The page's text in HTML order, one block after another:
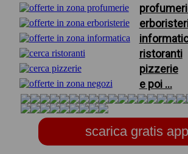
ristoranti
pizzerie
e poi ...
scarica gratis app